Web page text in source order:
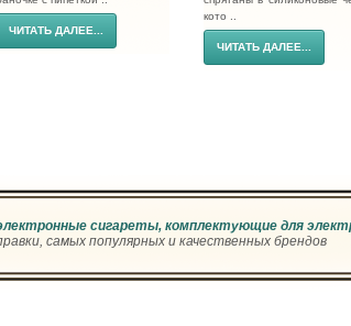
ЧИТАТЬ ДАЛЕЕ...
кото ..
ЧИТАТЬ ДАЛЕЕ...
сигареты, комплектующие для
самых популярных и качественных брендов